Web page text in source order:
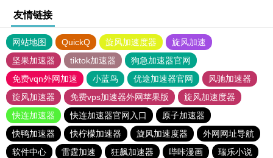
友情链接
网站地图 QuickQ 旋风加速度器
旋风加速
坚果加速器
tiktok加速器
狗急加速器官网
免费vqn外网加速
小蓝鸟 优途加速器官网
风驰加速器
旋风加速器
免费vps加速器外网苹果版
旋风加速度器
快连加速器
快连加速器官网入口
原子加速器
快鸭加速器
快柠檬加速器 旋风加速度器
外网网址导航
软件中心
雷霆加速 狂飙加速器 哔咔漫画 瑞乐小说